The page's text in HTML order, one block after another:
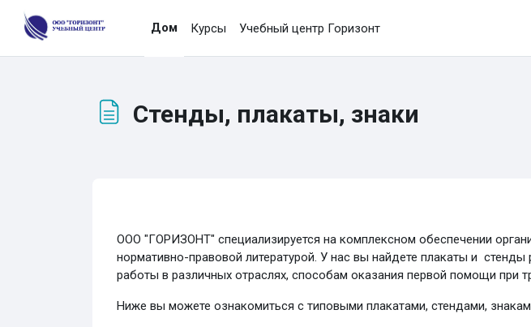
Дом
Курсы Учебный центр Горизонт
Стенды, плакаты, знаки
ООО "ГОРИЗОНТ" специализируется на комплексном обеспечении
нормативно-правовой литературой. У нас вы найдете плакаты и
работы в различных отраслях, способам оказания первой помощи при
Ниже вы можете ознакомиться с типовыми плакатами, стендами,